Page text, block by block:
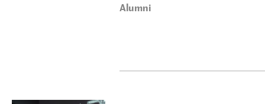
Alumni